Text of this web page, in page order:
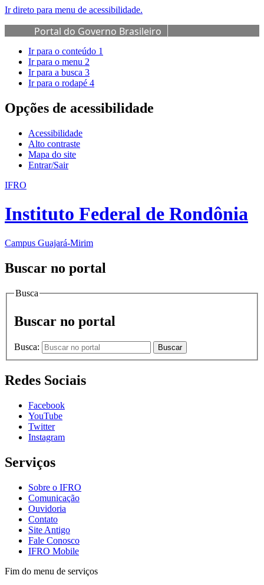
Ir direto para menu de acessibilidade.
Portal do Governo Brasileiro
Ir para o conteúdo 1
Ir para o menu 2
Ir para a busca 3
Ir para o rodapé 4
Opções de acessibilidade
Acessibilidade
Alto contraste
Mapa do site
Entrar/Sair
IFRO
Instituto Federal de Rondônia
Campus Guajará-Mirim
Buscar no portal
Busca
Buscar no portal
Busca: Buscar
Redes Sociais
Facebook
YouTube
Twitter
Instagram
Serviços
Sobre o IFRO
Comunicação
Ouvidoria
Contato
Site Antigo
Fale Conosco
IFRO Mobile
Fim do menu de serviços